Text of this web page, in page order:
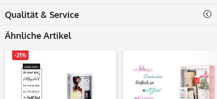
Qualität & Service
Ähnliche Artikel
-21%